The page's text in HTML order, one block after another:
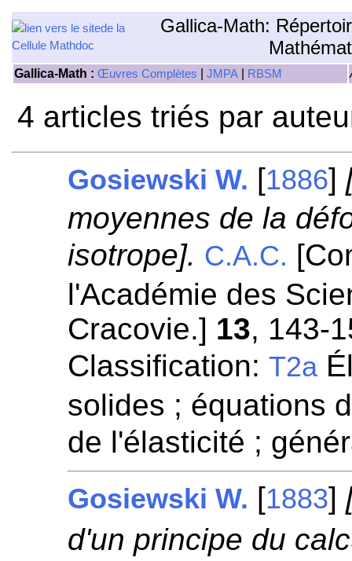
Gallica-Math:
Gallica-Math : Œuvres Complètes JMPA RBSM
4 articles triés par
Gosiewski W. [1886]
moyennes de la
isotrope]. C.A.C.
l'Académie des
Cracovie.] 13, 143-
Classification:T2a
solides ; équations
de l'élasticité ;
Gosiewski W. [1883]
d'un principe du